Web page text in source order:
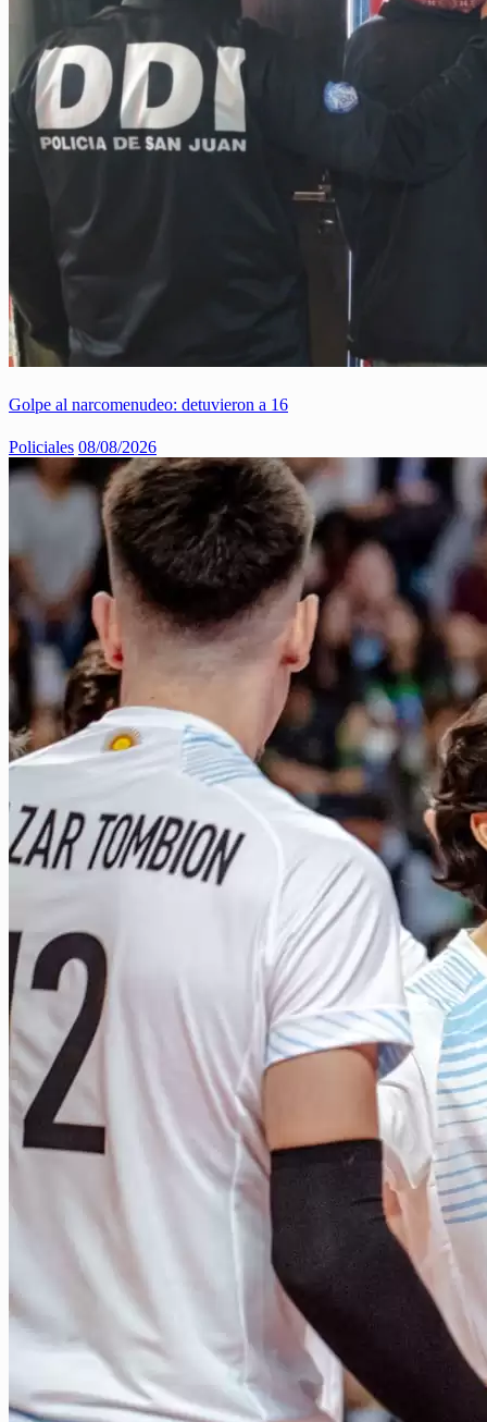
Golpe al narcomenudeo: detuvieron a 16
Policiales 08/08/2026